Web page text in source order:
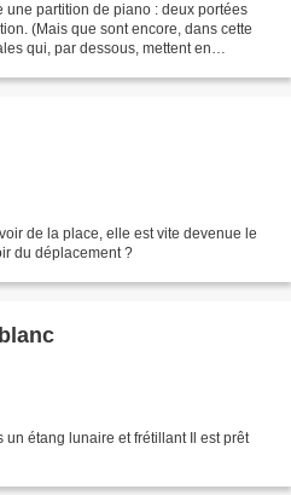
une partition de piano : deux portées
(Mais que sont encore, dans cette
qui, par dessous, mettent en
de la place, elle est vite devenue le
du déplacement ?
étang lunaire et frétillant Il est prêt